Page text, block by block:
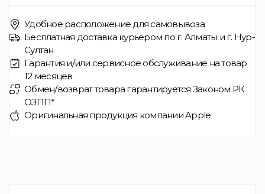
Удобное расположение для самовывоза
Бесплатная доставка курьером по г. Алматы и г. Нур-
Султан
Гарантия и/или сервисное обслуживание на товар
12 месяцев
Обмен/возврат товара гарантируется Законом РК
ОЗПП*
Оригинальная продукция компании Apple